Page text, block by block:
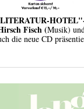
Fisch (Musik)
die neue CD